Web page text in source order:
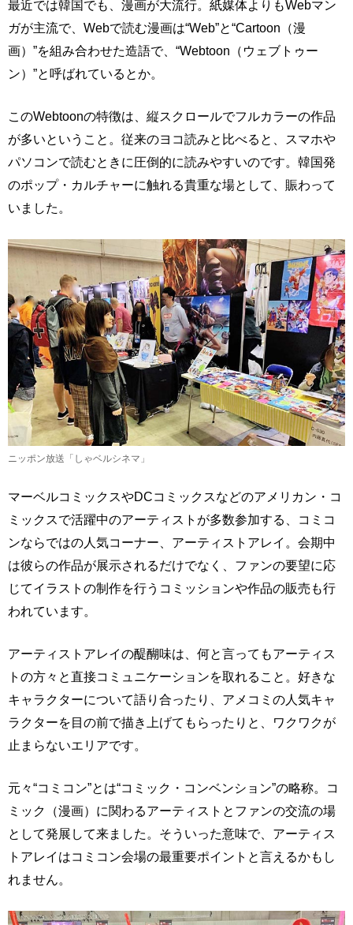
最近では韓国でも、漫画が大流行。紙媒体よりもWebマン
ガが主流で、Webで読む漫画は“Web”と“Cartoon（漫
画）”を組み合わせた造語で、“Webtoon（ウェブトゥー
ン）”と呼ばれているとか。
このWebtoonの特徴は、縦スクロールでフルカラーの作品
が多いということ。従来のヨコ読みと比べると、スマホや
パソコンで読むときに圧倒的に読みやすいのです。韓国発
のポップ・カルチャーに触れる貴重な場として、賑わって
いました。
ニッポン放送「しゃベルシネマ」
マーベルコミックスやDCコミックスなどのアメリカン・コ
ミックスで活躍中のアーティストが多数参加する、コミコ
ンならではの人気コーナー、アーティストアレイ。会期中
は彼らの作品が展示されるだけでなく、ファンの要望に応
じてイラストの制作を行うコミッションや作品の販売も行
われています。
アーティストアレイの醍醐味は、何と言ってもアーティス
トの方々と直接コミュニケーションを取れること。好きな
キャラクターについて語り合ったり、アメコミの人気キャ
ラクターを目の前で描き上げてもらったりと、ワクワクが
止まらないエリアです。
元々“コミコン”とは“コミック・コンベンション”の略称。コ
ミック（漫画）に関わるアーティストとファンの交流の場
として発展して来ました。そういった意味で、アーティス
トアレイはコミコン会場の最重要ポイントと言えるかもし
れません。